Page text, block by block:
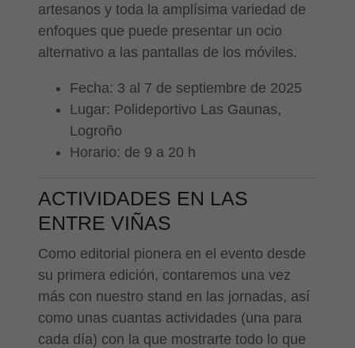
artesanos y toda la amplísima variedad de
enfoques que puede presentar un ocio
alternativo a las pantallas de los móviles.
Fecha: 3 al 7 de septiembre de 2025
Lugar: Polideportivo Las Gaunas,
Logroño
Horario: de 9 a 20 h
ACTIVIDADES EN LAS
ENTRE VIÑAS
Como editorial pionera en el evento desde
su primera edición, contaremos una vez
más con nuestro stand en las jornadas, así
como unas cuantas actividades (una para
cada día) con la que mostrarte todo lo que